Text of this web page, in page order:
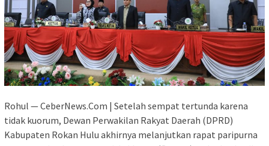
Rohul — CeberNews.Com | Setelah sempat tertunda karena
tidak kuorum, Dewan Perwakilan Rakyat Daerah (DPRD)
Kabupaten Rokan Hulu akhirnya melanjutkan rapat paripurna